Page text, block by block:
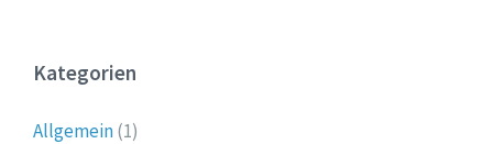
Kategorien
Allgemein(1)